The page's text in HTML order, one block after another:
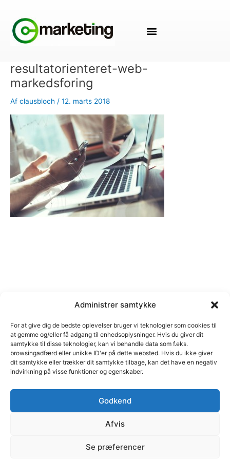
Administrer samtykke
For at give dig de bedste oplevelser bruger vi teknologier som cookies til
at gemme og/eller få adgang til enhedsoplysninger. Hvis du giver dit
samtykke til disse teknologier, kan vi behandle data som f.eks.
browsingadfærd eller unikke ID'er på dette websted. Hvis du ikke giver
dit samtykke eller trækker dit samtykke tilbage, kan det have en negativ
indvirkning på visse funktioner og egenskaber.
Godkend
Afvis
Se præferencer
indholdet
resultatorienteret-web-
markedsforing
Af clausbloch / 12. marts 2018
nr. 35111484 | E-mail: cb@cmarketing.dk | Telefon 51 59